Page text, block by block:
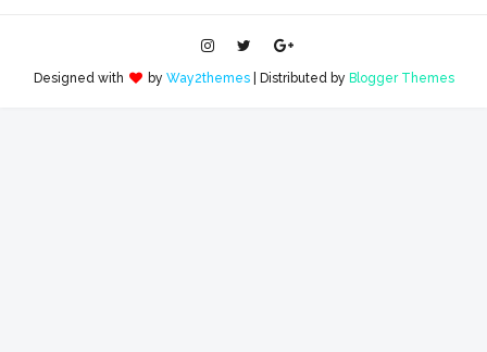
Designed with by Way2themes| Distributed by Blogger Themes